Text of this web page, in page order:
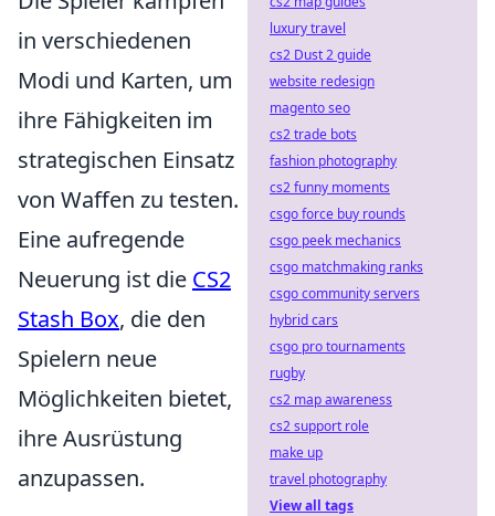
in verschiedenen
Modi und Karten, um
ihre Fähigkeiten im
strategischen Einsatz
von Waffen zu testen.
Eine aufregende
Neuerung ist die CS2
Stash Box, die den
Spielern neue
Möglichkeiten bietet,
ihre Ausrüstung
anzupassen.
luxury travel
cs2 Dust 2 guide
website redesign
magento seo
cs2 trade bots
fashion photography
cs2 funny moments
csgo force buy rounds
csgo peek mechanics
csgo matchmaking ranks
csgo community servers
hybrid cars
csgo pro tournaments
rugby
cs2 map awareness
cs2 support role
make up
travel photography
View all tags